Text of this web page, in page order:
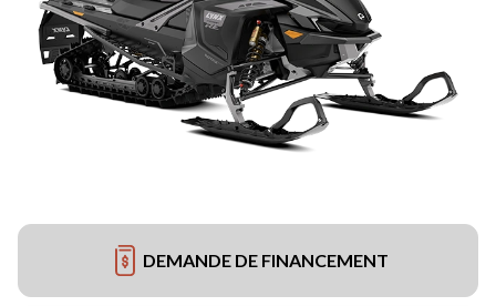
DEMANDE DE FINANCEMENT